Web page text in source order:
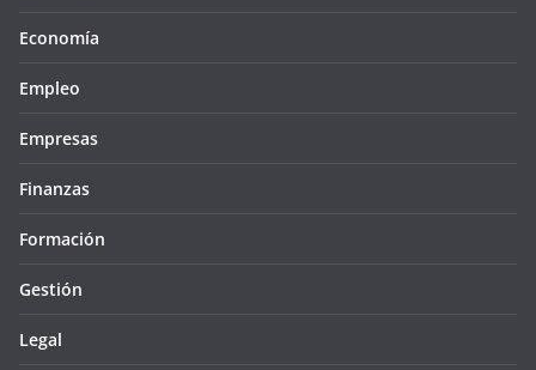
Economía
Empleo
Empresas
Finanzas
Formación
Gestión
Legal